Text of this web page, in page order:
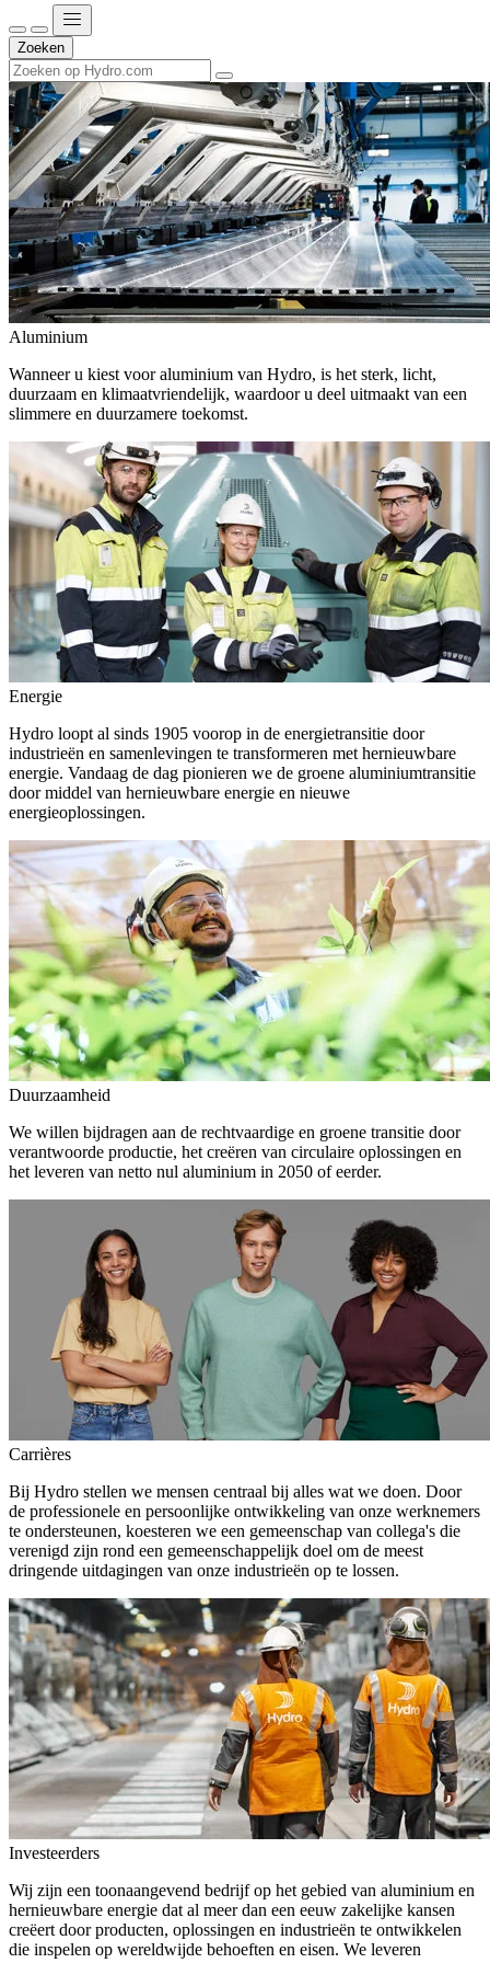
Zoeken
Aluminium
Wanneer u kiest voor aluminium van Hydro, is het sterk, licht,
duurzaam en klimaatvriendelijk, waardoor u deel uitmaakt van een
slimmere en duurzamere toekomst.
Energie
Hydro loopt al sinds 1905 voorop in de energietransitie door
industrieën en samenlevingen te transformeren met hernieuwbare
energie. Vandaag de dag pionieren we de groene aluminiumtransitie
door middel van hernieuwbare energie en nieuwe
energieoplossingen.
Duurzaamheid
We willen bijdragen aan de rechtvaardige en groene transitie door
verantwoorde productie, het creëren van circulaire oplossingen en
het leveren van netto nul aluminium in 2050 of eerder.
Carrières
Bij Hydro stellen we mensen centraal bij alles wat we doen. Door
de professionele en persoonlijke ontwikkeling van onze werknemers
te ondersteunen, koesteren we een gemeenschap van collega's die
verenigd zijn rond een gemeenschappelijk doel om de meest
dringende uitdagingen van onze industrieën op te lossen.
Investeerders
Wij zijn een toonaangevend bedrijf op het gebied van aluminium en
hernieuwbare energie dat al meer dan een eeuw zakelijke kansen
creëert door producten, oplossingen en industrieën te ontwikkelen
die inspelen op wereldwijde behoeften en eisen. We leveren